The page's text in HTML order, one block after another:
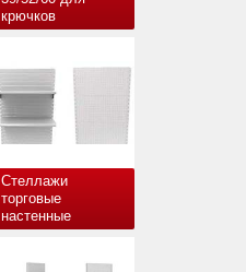
крючков
Стеллажи
торговые
настенные